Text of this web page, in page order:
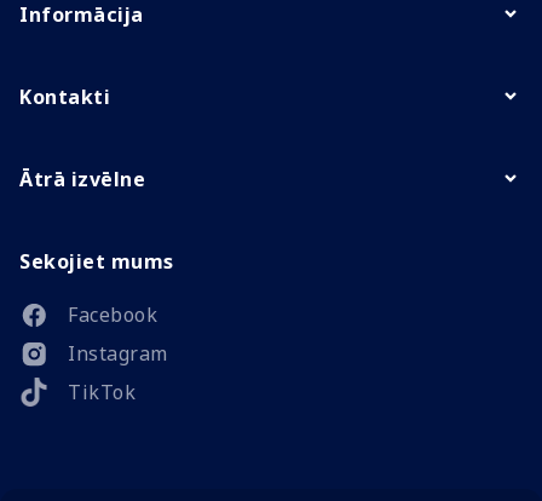
Informācija
Kontakti
Ātrā izvēlne
Sekojiet mums
Facebook
Instagram
TikTok